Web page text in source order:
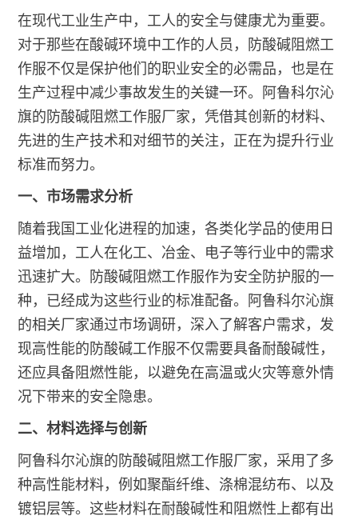
在现代工业生产中，工人的安全与健康尤为重要。
对于那些在酸碱环境中工作的人员，防酸碱阻燃工
作服不仅是保护他们的职业安全的必需品，也是在
生产过程中减少事故发生的关键一环。阿鲁科尔沁
旗的防酸碱阻燃工作服厂家，凭借其创新的材料、
先进的生产技术和对细节的关注，正在为提升行业
标准而努力。
一、市场需求分析
随着我国工业化进程的加速，各类化学品的使用日
益增加，工人在化工、冶金、电子等行业中的需求
迅速扩大。防酸碱阻燃工作服作为安全防护服的一
种，已经成为这些行业的标准配备。阿鲁科尔沁旗
的相关厂家通过市场调研，深入了解客户需求，发
现高性能的防酸碱工作服不仅需要具备耐酸碱性，
还应具备阻燃性能，以避免在高温或火灾等意外情
况下带来的安全隐患。
二、材料选择与创新
阿鲁科尔沁旗的防酸碱阻燃工作服厂家，采用了多
种高性能材料，例如聚酯纤维、涤棉混纺布、以及
镀铝层等。这些材料在耐酸碱性和阻燃性上都有出